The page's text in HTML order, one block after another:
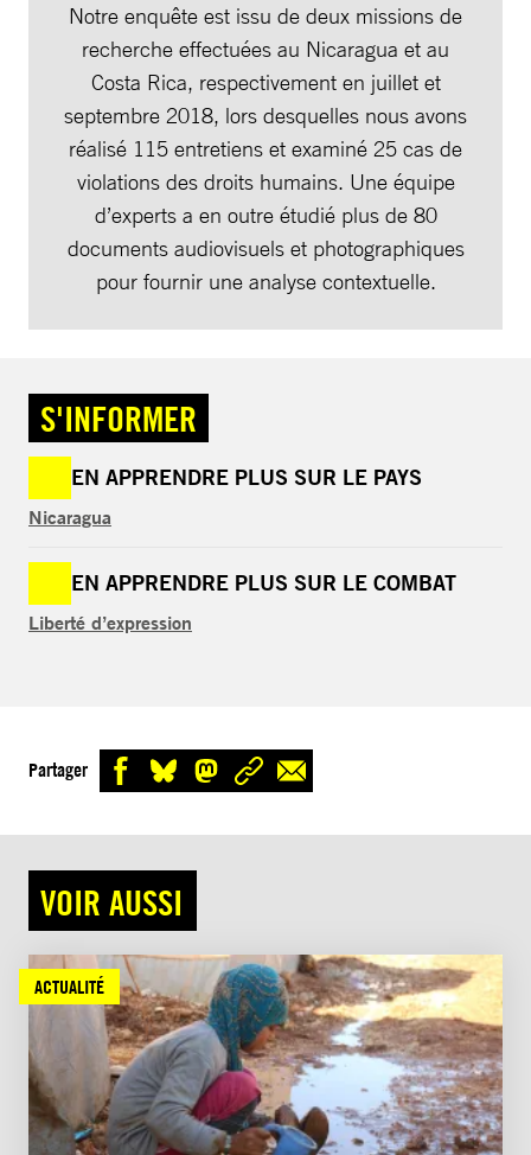
Notre enquête est issu de deux missions de
recherche effectuées au Nicaragua et au
Costa Rica, respectivement en juillet et
septembre 2018, lors desquelles nous avons
réalisé 115 entretiens et examiné 25 cas de
violations des droits humains. Une équipe
d’experts a en outre étudié plus de 80
documents audiovisuels et photographiques
pour fournir une analyse contextuelle.
S'INFORMER
EN APPRENDRE PLUS SUR LE PAYS
Nicaragua
EN APPRENDRE PLUS SUR LE COMBAT
Liberté d’expression
Partager
VOIR AUSSI
ACTUALITÉ